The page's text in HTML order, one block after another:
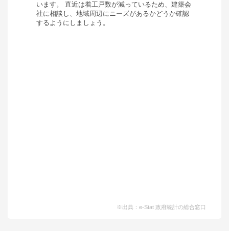
います。 直近は着工戸数が減っているため、 建築会
社に相談し、地域周辺にニーズがあるかどうか確認
するようにしましょう 。
※出典：e-Stat 政府統計の総合窓口